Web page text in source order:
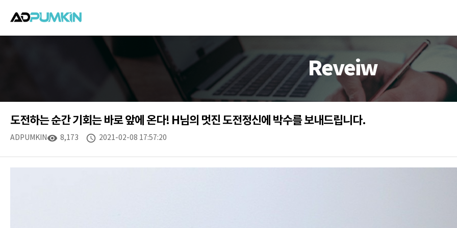
Reveiw
도전하는 순간 기회는 바로 앞에 온다! H님의 멋진 도전정신에 박수를 보내드립니다.
ADPUMKINvisibility 8,173 schedule 2021-02-08 17:57:20